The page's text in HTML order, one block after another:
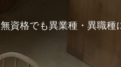
無資格でも異業種・異職種